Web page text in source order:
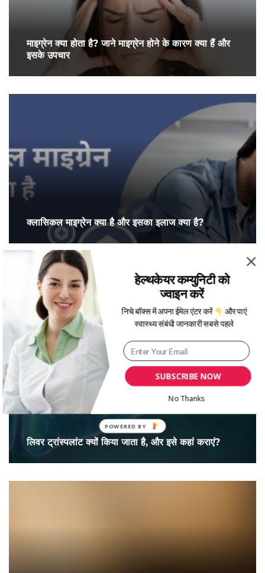
माइग्रेन क्या होता है? जाने माइग्रेन होने के कारण क्या हैं और
इसके उपचार
क्लासिकल माइग्रेन क्या है और इसका इलाज क्या है?
More Posts From: डॉक्टर की सलाह
लिवर ट्रांस्पलांट क्यों किया जाता है, और इसे कहां कराएं?
SUBSCRIBE NOW
हेल्थकेयर कम्युनिटी को
ज्वाइन करें
निचे बॉक्स में अपना ईमेल एंटर करें
और पाएं
स्वास्थ्य संबंधी जानकारी सबसे पहले
No Thanks